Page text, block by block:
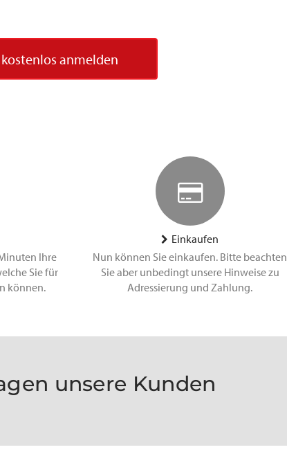
anmelden
Ihre
Sie für
können.
Einkaufen
Nun können Sie einkaufen. Bitte beachten
Sie aber unbedingt unsere Hinweise zu
Adressierung und Zahlung.
unsere Kunden